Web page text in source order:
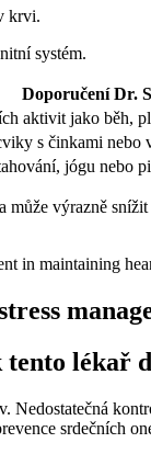
krvi.
systém.
Doporučení Dr.
aktivit jako běh,
s činkami nebo
jógu nebo
výrazně
lékař
Nedostatečná
srdečních